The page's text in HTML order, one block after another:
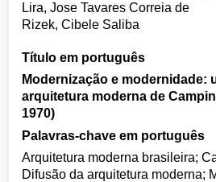
Lira, Jose Tavares Correia de
Rizek, Cibele Saliba
Título em português
Modernização e modernidade:
arquitetura moderna de
1970)
Palavras-chave em português
Arquitetura moderna brasileira;
Difusão da arquitetura moderna;